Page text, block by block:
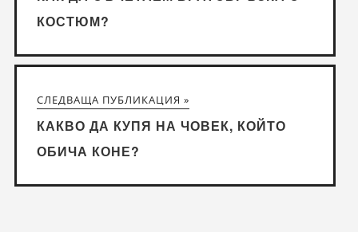
КОСТЮМ?
СЛЕДВАЩА ПУБЛИКАЦИЯ »
КАКВО ДА КУПЯ НА ЧОВЕК, КОЙТО
ОБИЧА КОНЕ?